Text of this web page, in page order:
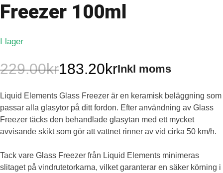
Freezer 100ml
I lager
229.00kr
Det
ursprungliga
priset
229.00kr.
183.20kr
Det
nuvarande
priset
183.20kr.
Inkl moms
Liquid Elements Glass Freezer är en keramisk beläggning som
passar alla glasytor på ditt fordon. Efter användning av Glass
Freezer täcks den behandlade glasytan med ett mycket
avvisande skikt som gör att vattnet rinner av vid cirka 50 km/h.
Tack vare Glass Freezer från Liquid Elements minimeras
slitaget på vindrutetorkarna, vilket garanterar en säker körning i